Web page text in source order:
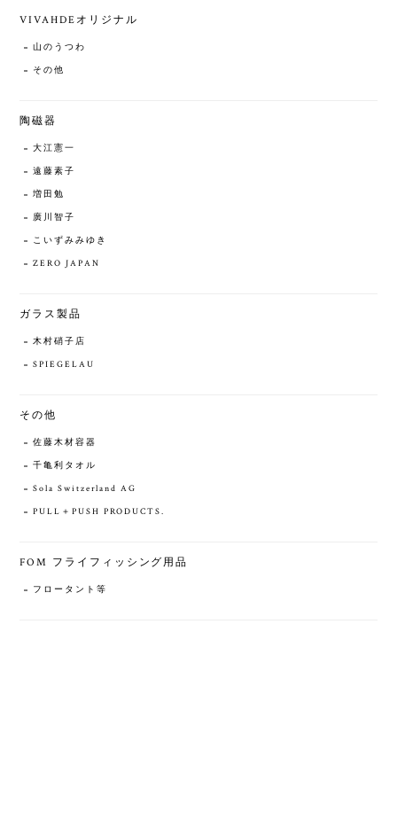
VIVAHDEオリジナル
山のうつわ
その他
陶磁器
大江憲一
遠藤素子
増田勉
廣川智子
こいずみみゆき
ZERO JAPAN
ガラス製品
木村硝子店
SPIEGELAU
その他
佐藤木材容器
千亀利タオル
Sola Switzerland AG
PULL＋PUSH PRODUCTS.
FOM フライフィッシング用品
フロータント等